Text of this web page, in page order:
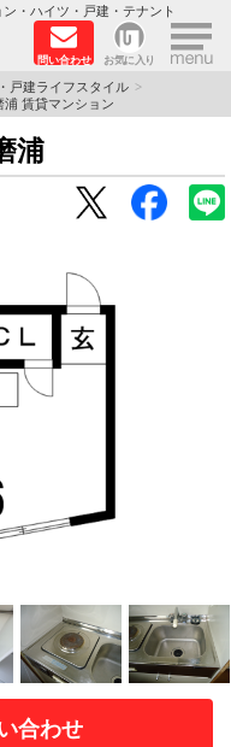
・ハイツ・戸建・テナント
問い合わせ お気に入り ×
戸建ライフスタイル
浦 賃貸マンション
浦
合わせ